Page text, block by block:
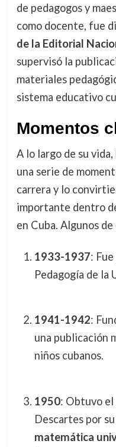
de pedagogos y
como docente, fue
de la Editorial
supervisó la
materiales
sistema educativo
Momentos
A lo largo de su vida,
una serie de
carrera y lo
importante dentro
en Cuba. Algunos
1933-1937:
Pedagogía de la
1941-1942:
una publicación
niños cubanos.
1950: Obtuvo
Descartes por
matemática